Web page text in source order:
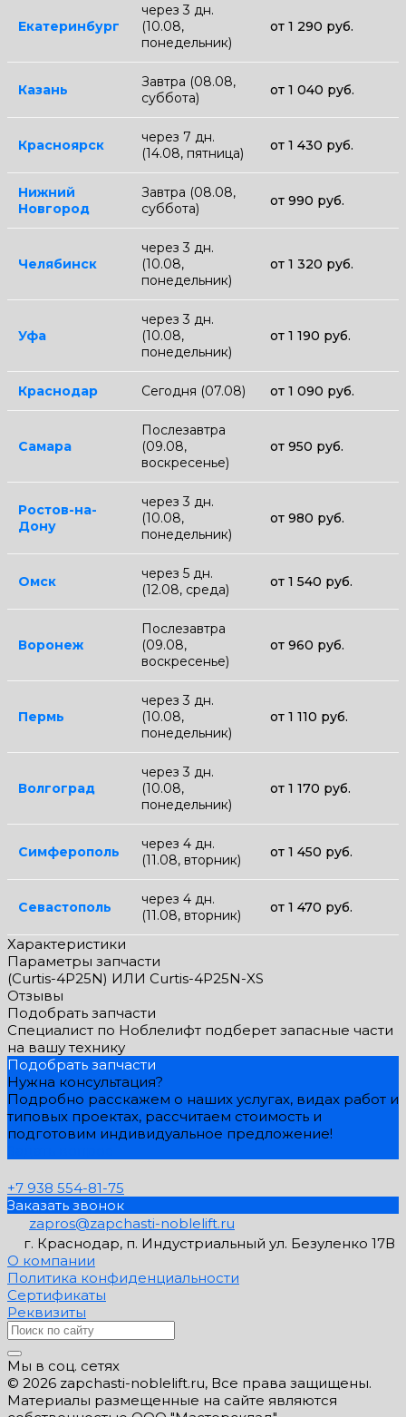
Екатеринбург
через 3 дн.
(10.08,
понедельник)
от 1 290 руб.
Казань
Завтра (08.08,
суббота)
от 1 040 руб.
Красноярск
через 7 дн.
(14.08, пятница)
от 1 430 руб.
Нижний
Новгород
Завтра (08.08,
суббота)
от 990 руб.
Челябинск
через 3 дн.
(10.08,
понедельник)
от 1 320 руб.
Уфа
через 3 дн.
(10.08,
понедельник)
от 1 190 руб.
Краснодар Сегодня (07.08) от 1 090 руб.
Самара
Послезавтра
(09.08,
воскресенье)
от 950 руб.
Ростов-на-
Дону
через 3 дн.
(10.08,
понедельник)
от 980 руб.
Омск
через 5 дн.
(12.08, среда)
от 1 540 руб.
Воронеж
Послезавтра
(09.08,
воскресенье)
от 960 руб.
Пермь
через 3 дн.
(10.08,
понедельник)
от 1 110 руб.
Волгоград
через 3 дн.
(10.08,
понедельник)
от 1 170 руб.
Симферополь
через 4 дн.
(11.08, вторник)
от 1 450 руб.
Севастополь
через 4 дн.
(11.08, вторник)
от 1 470 руб.
Характеристики
Параметры запчасти
(Curtis-4P25N) ИЛИ Curtis-4P25N-XS
Отзывы
Подобрать запчасти
Специалист по Ноблелифт подберет запасные части
на вашу технику
Подобрать запчасти
Нужна консультация?
Подробно расскажем о наших услугах, видах работ и
типовых проектах, рассчитаем стоимость и
подготовим индивидуальное предложение!
+7 938 554-81-75
Заказать звонок
zapros@zapchasti-noblelift.ru
г. Краснодар, п. Индустриальный ул. Безуленко 17В
О компании
Политика конфиденциальности
Сертификаты
Реквизиты
Мы в соц. сетях
© 2026 zapchasti-noblelift.ru, Все права защищены.
Материалы размещенные на сайте являются